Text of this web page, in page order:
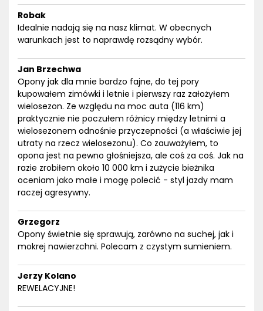
Robak
Idealnie nadają się na nasz klimat. W obecnych
warunkach jest to naprawdę rozsądny wybór.
Jan Brzechwa
Opony jak dla mnie bardzo fajne, do tej pory
kupowałem zimówki i letnie i pierwszy raz założyłem
wielosezon. Ze względu na moc auta (116 km)
praktycznie nie poczułem różnicy między letnimi a
wielosezonem odnośnie przyczepności (a właściwie jej
utraty na rzecz wielosezonu). Co zauważyłem, to
opona jest na pewno głośniejsza, ale coś za coś. Jak na
razie zrobiłem około 10 000 km i zużycie bieżnika
oceniam jako małe i mogę polecić - styl jazdy mam
raczej agresywny.
Grzegorz
Opony świetnie się sprawują, zarówno na suchej, jak i
mokrej nawierzchni. Polecam z czystym sumieniem.
Jerzy Kolano
REWELACYJNE!